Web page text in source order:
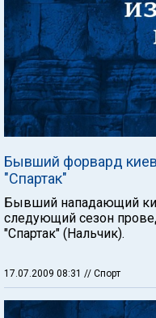
Бывший форвард
"Спартак"
Бывший нападающий
следующий сезон
"Спартак" (Нальчик).
17.07.2009 08:31 // Спорт